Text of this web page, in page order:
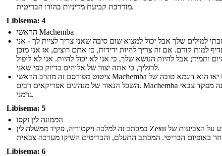
מודרכת קביעת מדיניות בהודו הבריטית.
Libisema: 4
הראשי Machemba
למילים שלך אבל יכול למצוא שום סיבה שאני צריך לציית לך - אני
למות קודם. אם זה צריך להיות ידידות, כי אתם רוצים, אז אני מוכן
ותמיד; אבל להיות הנושא שלך, כי אני לא יכול להיות. אני לא ליפול
לרגליך, כי אתה יצור של אלוהים בדיוק כפי שאני.
ציטוט מפורסם זה מהרב הראשי Machemba שבט יאו הוא דוגמא טובה של
השכל הנאור של מנהיגים אפריקאים רבים. Machemba הוא פונה מפקד צבאי
גרמני.
Libisema: 5
הממונה לין זקסו
במכתב זה למלכה ויקטוריה, פקיד ממשלה לין Zexu מצביע על הצביעות של
Libisema: 6